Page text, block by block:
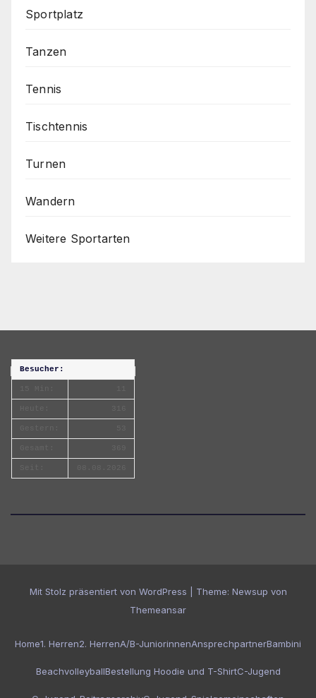
Sportplatz
Tanzen
Tennis
Tischtennis
Turnen
Wandern
Weitere Sportarten
Besucher:
Mit Stolz präsentiert von WordPress Theme: Newsup von
Themeansar
Home1. Herren2. HerrenA/B-JuniorinnenAnsprechpartnerBambini
BeachvolleyballBestellung Hoodie und T-ShirtC-Jugend